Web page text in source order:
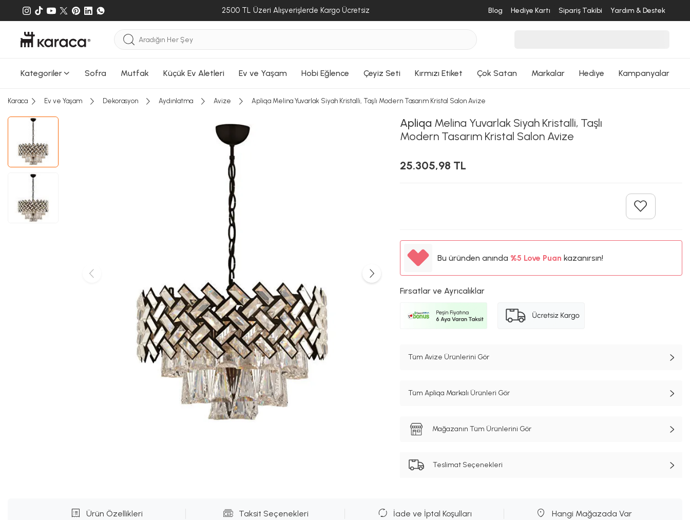
2500 TL Üzeri Alışverişlerde Kargo Ücretsiz Blog Hediye Kartı Sipariş Takibi Yardım & Destek
Kategoriler Sofra Mutfak Küçük Ev Aletleri Ev ve Yaşam Hobi Eğlence Çeyiz Seti Kırmızı Etiket Çok Satan Markalar Hediye Kampanyalar
Karaca Ev ve Yaşam Dekorasyon Aydınlatma Avize Apliqa Melina Yuvarlak Siyah Kristalli, Taşlı Modern Tasarım Kristal Salon Avize
Apliqa Melina Yuvarlak Siyah Kristalli, Taşlı
Modern Tasarım Kristal Salon Avize
25.305,98 TL
Bu üründen anında %5
%5
Love Puan kazanırsın!
Fırsatlar ve Ayrıcalıklar
Tüm Avize Ürünlerini Gör
Tüm Apliqa Markalı Ürünleri Gör
Mağazanın Tüm Ürünlerini Gör
Teslimat Seçenekleri
Ürün Özellikleri Taksit Seçenekleri İade ve İptal Koşulları Hangi Mağazada Var